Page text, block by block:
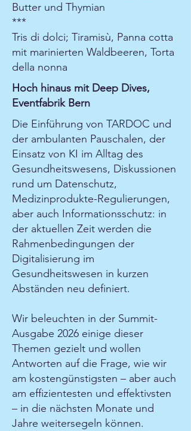
Butter und Thymian
***
Tris di dolci; Tiramisù, Panna cotta
mit marinierten Waldbeeren, Torta
della nonna
Hoch hinaus mit Deep Dives,
Eventfabrik Bern
Die Einführung von TARDOC und
der ambulanten Pauschalen, der
Einsatz von KI im Alltag des
Gesundheitswesens, Diskussionen
rund um Datenschutz,
Medizinprodukte-Regulierungen,
aber auch Informationsschutz: in
der aktuellen Zeit werden die
Rahmenbedingungen der
Digitalisierung im
Gesundheitswesen in kurzen
Abständen neu definiert.
Wir beleuchten in der Summit-
Ausgabe 2026 einige dieser
Themen gezielt und wollen
Antworten auf die Frage, wie wir
am kostengünstigsten – aber auch
am effizientesten und effektivsten
– in die nächsten Monate und
Jahre weitersegeln können.